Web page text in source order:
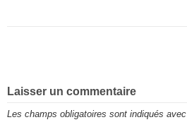
Laisser un commentaire
Les champs obligatoires sont indiqués avec